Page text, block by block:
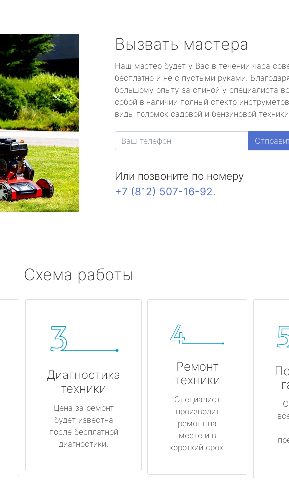
Вызвать мастера
Наш мастер будет у Вас в течении часа
бесплатно и не с пустыми руками.
большому опыту за спиной у специалиста
собой в наличии полный спектр
виды поломок садовой и бензиновой
Или позвоните по номеру
+7 (812) 507-16-92.
Схема работы
Диагностика
техники
Цена за ремонт
будет известна
после бесплатной
диагностики.
Ремонт
техники
Специалист
производит
ремонт на
месте и в
короткий срок.